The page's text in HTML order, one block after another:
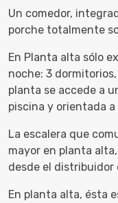
Un comedor,
porche totalmente
En Planta alta sólo
noche: 3
planta se accede a
piscina y orientada a
La escalera que
mayor en planta
desde el distribuidor
En planta alta, ésta